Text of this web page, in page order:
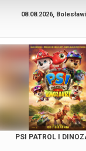
08.08.2026,
PSI PATROL I